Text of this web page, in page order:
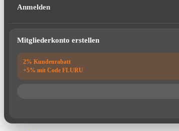
Anmelden
Mitgliederkonto erstellen